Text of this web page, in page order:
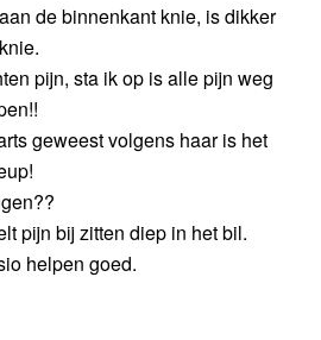
de binnenkant knie, is dikker
pijn, sta ik op is alle pijn weg
geweest volgens haar is het
pijn bij zitten diep in het bil.
helpen goed.